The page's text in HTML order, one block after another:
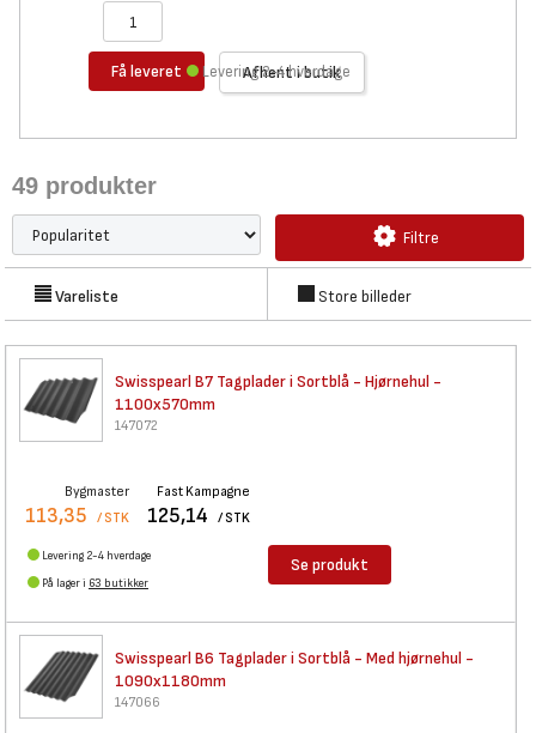
Få leveret Afhent i butik
Levering 2-4 hverdage
49 produkter
Filtre
Vareliste Store billeder
Swisspearl B7 Tagplader i Sortblå - Hjørnehul -
1100x570mm
147072
Bygmaster
113,35 / STK
Fast Kampagne
125,14 / STK
Levering 2-4 hverdage
På lager i 63 butikker
Se produkt
Swisspearl B6 Tagplader i Sortblå - Med hjørnehul -
1090x1180mm
147066